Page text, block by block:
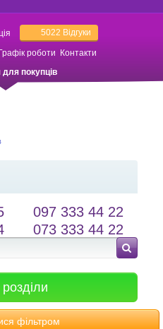
5022 Відгуки
Графік роботи
Контакти
для покупців
Мова сайту
097 333 44 22
073 333 44 22
розділи
фільтром